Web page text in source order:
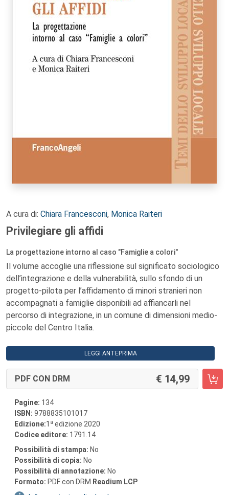
A cura di: Chiara Francesconi, Monica Raiteri
Privilegiare gli affidi
La progettazione intorno al caso "Famiglie a colori"
Il volume accoglie una riflessione sul significato sociologico
dell’integrazione e della vulnerabilità, sullo sfondo di un
progetto-pilota per l’affidamento di minori stranieri non
accompagnati a famiglie disponibili ad affiancarli nel
percorso di integrazione, in un comune di dimensioni medio-
piccole del Centro Italia.
LEGGI ANTEPRIMA
PDF CON DRM 14,99
Pagine: 134
ISBN: 9788835101017
Edizione:1 a edizione 2020
Codice editore: 1791.14
Possibilità di stampa: No
Possibilità di copia: No
Possibilità di annotazione: No
Formato: PDF con DRM Readium LCP